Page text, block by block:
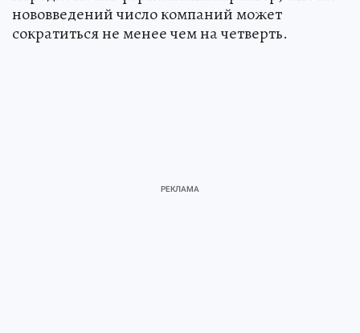
нововведений число компаний может
сократиться не менее чем на четверть.